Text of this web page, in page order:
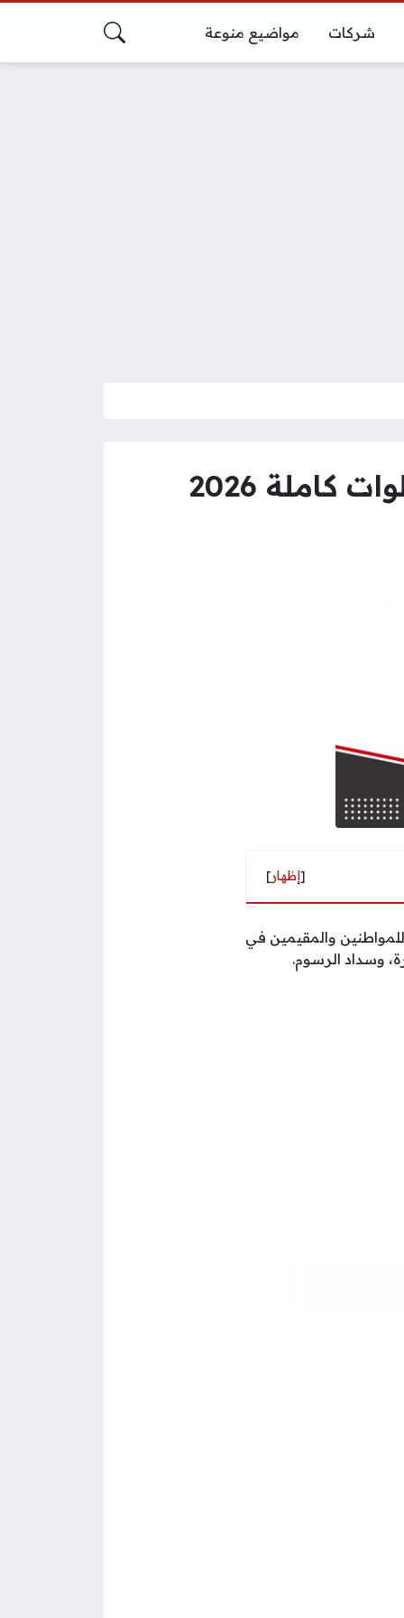
شركات مواضيع منوعة
2026
[إظهار]
والمقيمين في
وسداد الرسوم.